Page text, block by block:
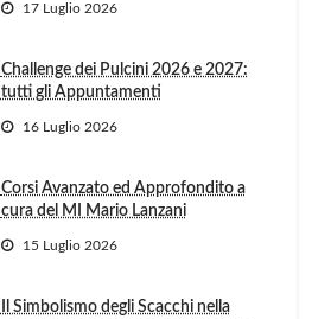
17 Luglio 2026
Challenge dei Pulcini 2026 e 2027:
tutti gli Appuntamenti
16 Luglio 2026
Corsi Avanzato ed Approfondito a
cura del MI Mario Lanzani
15 Luglio 2026
Il Simbolismo degli Scacchi nella